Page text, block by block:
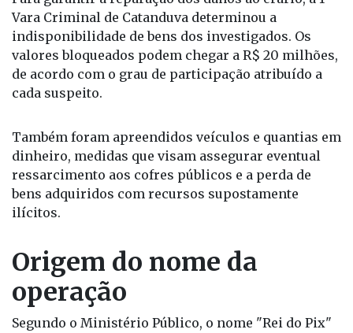
Vara Criminal de Catanduva determinou a
indisponibilidade de bens dos investigados. Os
valores bloqueados podem chegar a R$ 20 milhões,
de acordo com o grau de participação atribuído a
cada suspeito.
Também foram apreendidos veículos e quantias em
dinheiro, medidas que visam assegurar eventual
ressarcimento aos cofres públicos e a perda de
bens adquiridos com recursos supostamente
ilícitos.
Origem do nome da
operação
Segundo o Ministério Público, o nome "Rei do Pix"